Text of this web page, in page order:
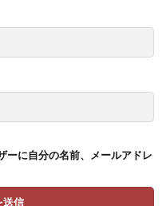
ーに自分の名前、メールアドレ